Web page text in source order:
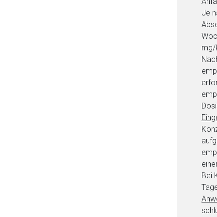
Je
mg/
Bei